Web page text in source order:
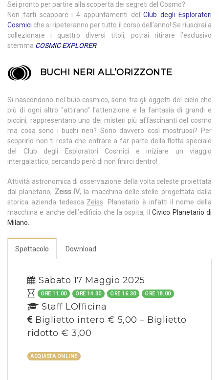
Sei pronto per partire alla scoperta dei segreti del Cosmo?
Non farti scappare i 4 appuntamenti delClub degli Esploratori
Cosmici che si ripeteranno per tutto il corso dell’anno! Se riuscirai a
collezionare i quattro diversi titoli, potrai ritirare l’esclusivo
stemma COSMIC EXPLORER!
BUCHI NERI ALL’ORIZZONTE
Si nascondono nel buio cosmico, sono tra gli oggetti del cielo che
più di ogni altro “attirano” l’attenzione e la fantasia di grandi e
piccini, rappresentano uno dei misteri più affascinanti del cosmo
ma cosa sono i buchi neri? Sono davvero così mostruosi? Per
scoprirlo non ti resta che entrare a far parte della flotta speciale
del Club degli Esploratori Cosmici e iniziare un viaggio
intergalattico, cercando però di non finirci dentro!
Attività astronomica di osservazione della volta celeste proiettata
dal planetario, Zeiss IV, la macchina delle stelle progettata dalla
storica azienda tedesca Zeiss. Planetario è infatti il nome della
macchina e anche dell’edificio che la ospita, il Civico Planetario di
Milano.
Spettacolo Download
Sabato 17 Maggio 2025
ORE 11.00 ORE 14.30 ORE 16.30 ORE 18.00
Staff LOfficina
Biglietto intero € 5,00 – Biglietto
ridotto € 3,00
ACQUISTA ONLINE